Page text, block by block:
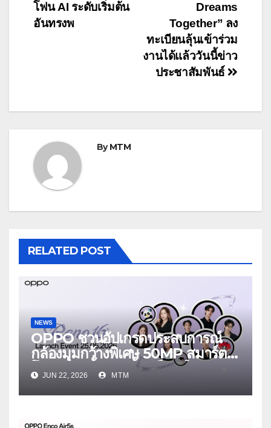
Dreams
Together” ลง
ทะเบียนลุ้นเข้าร่วม
งานได้แล้ววันนี้ข่าว
ประชาสัมพันธ์
โฟน AI ระดับเริ่มต้น
อันทรงพ
ByMTM
RELATED POST
NEWS
OPPO ชวนอัปเกรดประสบการณ์
กล้องมุมกว้างพิเศษ 50MP สมาร์ต
โฟนเพื่อนซี้ เทรนดี้ทุกช็อต ใน
งาน OPPO Reno16 Series 5G
Launch Event 25 มิถุนายนนี้
JUN 22, 2026 MTM